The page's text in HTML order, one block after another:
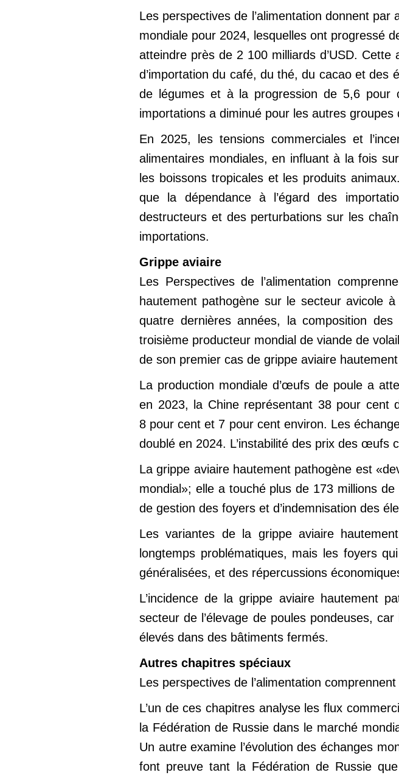
Les perspectives de l’alimentation donnent par
mondiale pour 2024, lesquelles ont progressé
atteindre près de 2 100 milliards d’USD.
d’importation du café, du thé, du cacao et
de légumes et à la progression de 5,6
importations a diminué pour les autres
En 2025, les tensions commerciales et
alimentaires mondiales, en influant à la fois
les boissons tropicales et les produits
que la dépendance à l’égard des
destructeurs et des perturbations sur les
importations.
Grippe aviaire
Les Perspectives de l’alimentation
hautement pathogène sur le secteur avicole
quatre dernières années, la composition
troisième producteur mondial de viande de
de son premier cas de grippe aviaire
La production mondiale d’œufs de poule a
en 2023, la Chine représentant 38 pour cent
8 pour cent et 7 pour cent environ. Les
doublé en 2024. L’instabilité des prix des œufs
La grippe aviaire hautement pathogène est
mondial»; elle a touché plus de 173 millions
de gestion des foyers et d’indemnisation des
Les variantes de la grippe aviaire
longtemps problématiques, mais les foyers
généralisées, et des répercussions
L’incidence de la grippe aviaire hautement
secteur de l’élevage de poules pondeuses,
élevés dans des bâtiments fermés.
Autres chapitres spéciaux
Les perspectives de l’alimentation
L’un de ces chapitres analyse les flux
la Fédération de Russie dans le marché
Un autre examine l’évolution des échanges
font preuve tant la Fédération de Russie